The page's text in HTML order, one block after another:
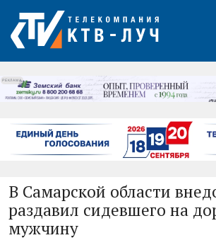
РЕКЛАМА
В Самарской области
раздавил сидевшего на
мужчину